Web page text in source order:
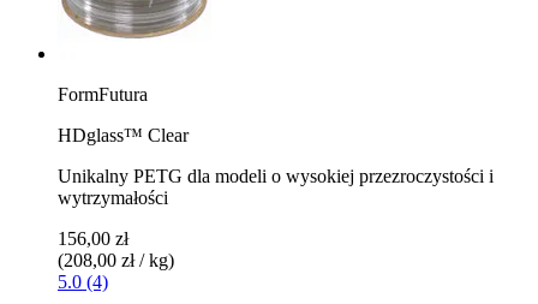
FormFutura
HDglass™ Clear
Unikalny PETG dla modeli o wysokiej przezroczystości i
wytrzymałości
156,00 zł
(208,00 zł / kg)
5.0 (4)